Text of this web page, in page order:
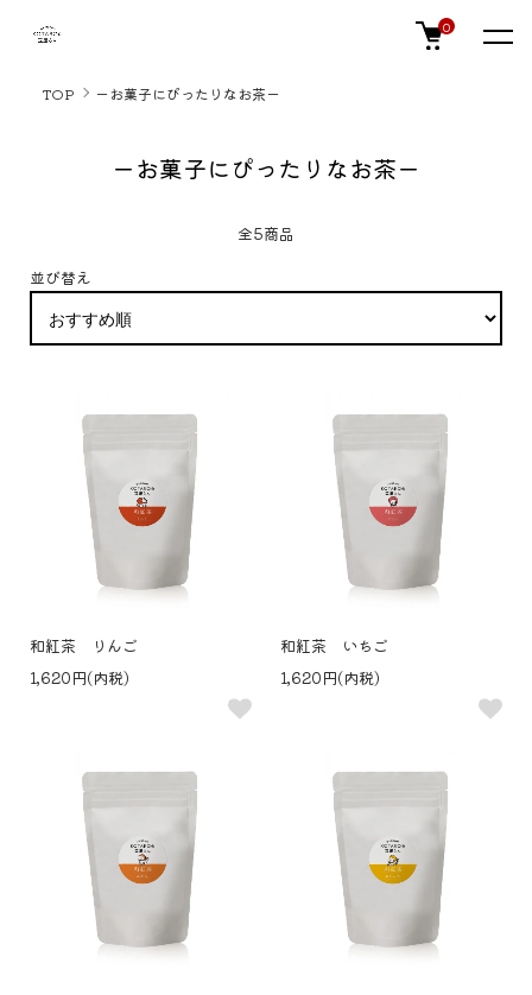
0
TOP ーお菓子にぴったりなお茶ー
ーお菓子にぴったりなお茶ー
全5商品
並び替え
和紅茶 りんご
1,620円(内税)
和紅茶 いちご
1,620円(内税)